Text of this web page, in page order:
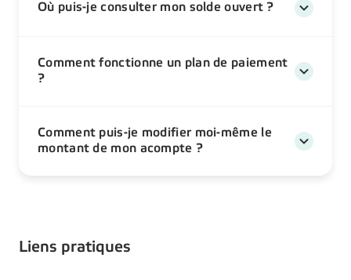
Où puis-je consulter mon solde ouvert ?
Comment fonctionne un plan de paiement
?
Comment puis-je modifier moi-même le
montant de mon acompte ?
Liens pratiques